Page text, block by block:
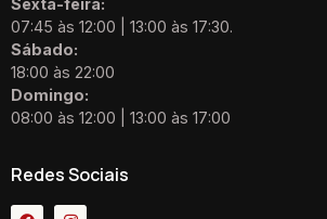
Sexta-feira:
07:45 às 12:00 | 13:00 às 17:30.
Sábado:
18:00 às 22:00
Domingo:
08:00 às 12:00 | 13:00 às 17:00
Redes Sociais